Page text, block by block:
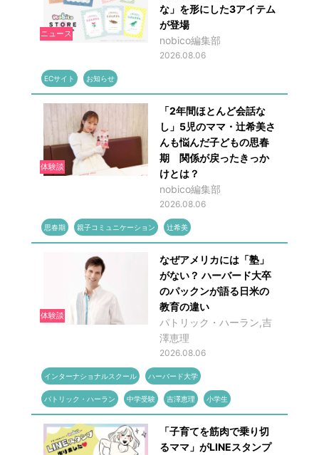
ニュース
な」を形にした3アイテム
が登場
nobico編集部
2026.08.06
ECサイト お知らせ
体験談
「2年間ほとんど会話な
し」5児のママ・辻希美さ
んも悩んだ子どもの思春
期 関係が戻ったきっか
けとは？
nobico編集部
2026.08.06
思春期 親子コミュニケーション 辻希美
体験談
なぜアメリカには「塾」
がない？ ハーバード大卒
のパックンが語る日米の
教育の違い
パトリック・ハーラン,吉
澤恵理
2026.08.06
インターナショナルスクール ハーバード大学
パトリック・ハーラン 中学受験 吉澤恵理 小学生
「子育てを筋肉で乗り切
るママ」がLINEスタンプ